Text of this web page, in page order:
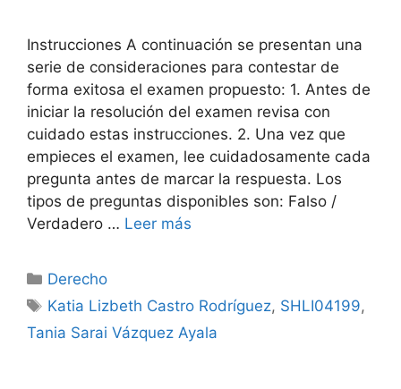
Instrucciones A continuación se presentan una
serie de consideraciones para contestar de
forma exitosa el examen propuesto: 1. Antes de
iniciar la resolución del examen revisa con
cuidado estas instrucciones. 2. Una vez que
empieces el examen, lee cuidadosamente cada
pregunta antes de marcar la respuesta. Los
tipos de preguntas disponibles son: Falso /
Verdadero … Leer más
Categorías
Derecho
Etiquetas
Katia Lizbeth Castro Rodríguez, SHLI04199,
Tania Sarai Vázquez Ayala